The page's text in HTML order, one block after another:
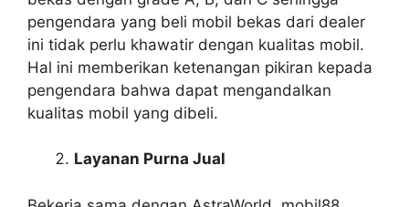
pengendara yang beli mobil bekas dari dealer
ini tidak perlu khawatir dengan kualitas mobil.
Hal ini memberikan ketenangan pikiran kepada
pengendara bahwa dapat mengandalkan
kualitas mobil yang dibeli.
Layanan Purna Jual